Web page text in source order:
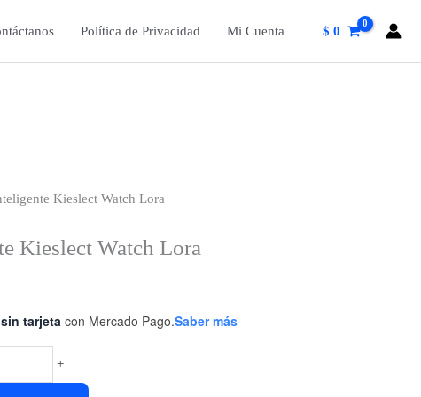
Política de Privacidad Mi Cuenta $ 0
Kieslect Watch Lora
Kieslect Watch Lora
tarjetacon Mercado Pago.Saber más
+